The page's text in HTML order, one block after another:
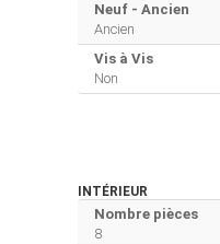
Neuf - Ancien
Ancien
Vis à Vis
Non
INTÉRIEUR
Nombre pièces
8